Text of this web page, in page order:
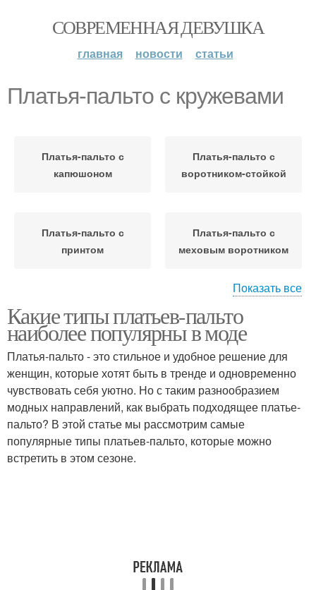
СОВРЕМЕННАЯ ДЕВУШКА
главная новости статьи
Платья-пальто с кружевами
Платья-пальто с
капюшоном
Платья-пальто с
воротником-стойкой
Платья-пальто с
принтом
Платья-пальто с
меховым воротником
большими карманами
Показать все
Какие типы платьев-пальто
наиболее популярны в моде
Платья-пальто - это стильное и удобное решение для
женщин, которые хотят быть в тренде и одновременно
чувствовать себя уютно. Но с таким разнообразием
модных направлений, как выбрать подходящее платье-
пальто? В этой статье мы рассмотрим самые
популярные типы платьев-пальто, которые можно
встретить в этом сезоне.